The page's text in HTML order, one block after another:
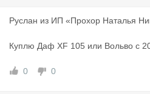
Руслан из ИП «Прохор Наталья
Куплю Даф XF 105 или Вольво c
0 0